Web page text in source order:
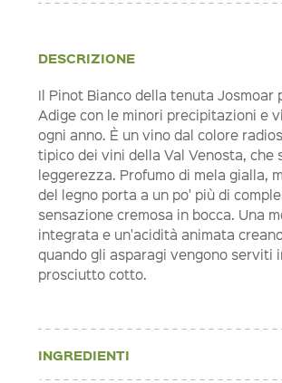
DESCRIZIONE
Il Pinot Bianco della tenuta
Adige con le minori precipitazioni e
ogni anno. È un vino dal colore
tipico dei vini della Val Venosta, che
leggerezza. Profumo di mela gialla,
del legno porta a un po' più di
sensazione cremosa in bocca. Una
integrata e un'acidità animata
quando gli asparagi vengono serviti
prosciutto cotto.
INGREDIENTI